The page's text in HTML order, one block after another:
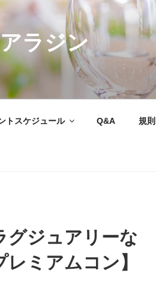
ラジン
トスケジュール Q&A 規則
グジュアリーな
ミアムコン】